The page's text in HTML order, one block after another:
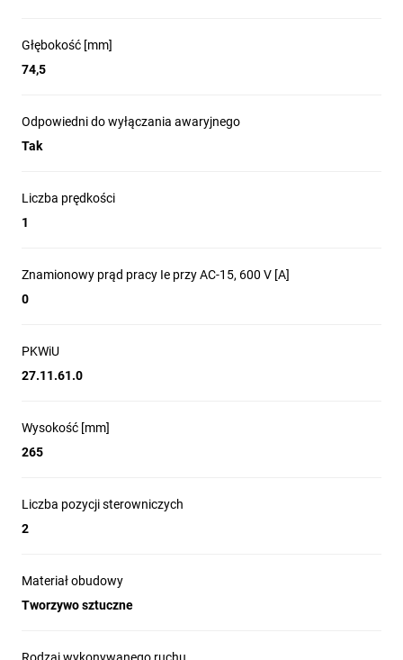
Głębokość [mm]
74,5
Odpowiedni do wyłączania awaryjnego
Tak
Liczba prędkości
1
Znamionowy prąd pracy Ie przy AC-15, 600 V [A]
0
PKWiU
27.11.61.0
Wysokość [mm]
265
Liczba pozycji sterowniczych
2
Materiał obudowy
Tworzywo sztuczne